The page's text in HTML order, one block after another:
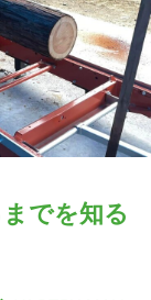
でを知る